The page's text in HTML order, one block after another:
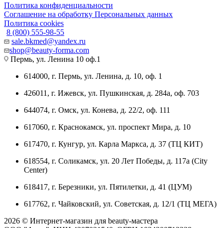
Политика конфиденциальности
Соглашение на обработку Персональных данных
Политика cookies
8 (800) 555-98-55
sale.bkmed@yandex.ru
shop@beauty-forma.com
Пермь, ул. Ленина 10 оф.1
614000, г. Пермь, ул. Ленина, д. 10, оф. 1
426011, г. Ижевск, ул. Пушкинская, д. 284а, оф. 703
644074, г. Омск, ул. Конева, д. 22/2, оф. 111
617060, г. Краснокамск, ул. проспект Мира, д. 10
617470, г. Кунгур, ул. Карла Маркса, д. 37 (ТЦ КИТ)
618554, г. Соликамск, ул. 20 Лет Победы, д. 117а (City
Center)
618417, г. Березники, ул. Пятилетки, д. 41 (ЦУМ)
617762, г. Чайковский, ул. Советская, д. 12/1 (ТЦ МЕГА)
2026 © Интернет-магазин для beauty-мастера